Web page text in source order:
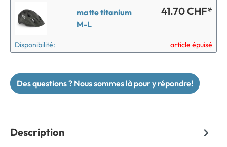
matte titanium
M-L
41.70 CHF*
Disponibilité: article épuisé
Des questions ? Nous sommes là pour y répondre!
Description